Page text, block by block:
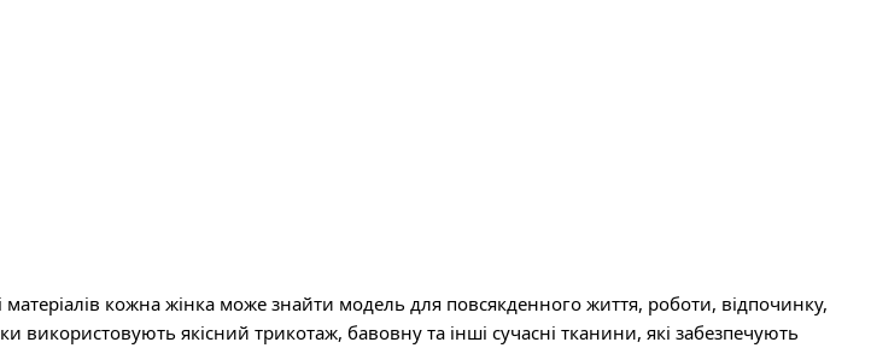
кожна жінка може знайти модель для повсякденного життя, роботи, відпочинку,
використовують якісний трикотаж, бавовну та інші сучасні тканини, які забезпечують